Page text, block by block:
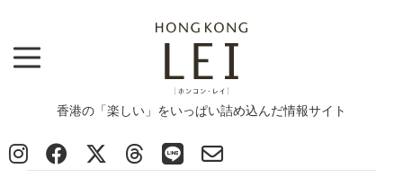
香港の「楽しい」をいっぱい詰め込んだ情報サイト
News
>
2025/05/26